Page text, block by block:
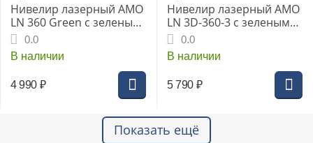
Нивелир лазерный AMO
LN 360 Green с зеленым
лучом, 2 плоскости
0.0
В наличии
4 990 ₽
Нивелир лазерный AMO
LN 3D-360-3 с зеленым
лучом
0.0
В наличии
5 790 ₽
Показать ещё